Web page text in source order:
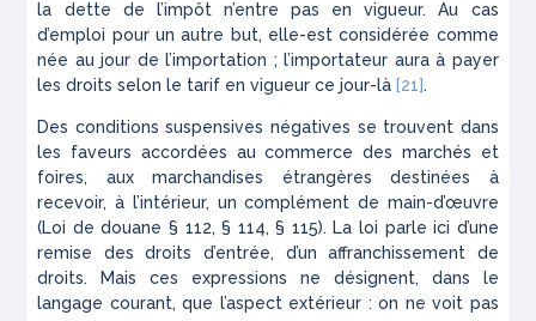
la dette de l’impôt n’entre pas en vigueur. Au cas
d’emploi pour un autre but, elle-est considérée comme
née au jour de l’importation ; l’importateur aura à payer
les droits selon le tarif en vigueur ce jour-là [21].
Des conditions suspensives négatives se trouvent dans
les faveurs accordées au commerce des marchés et
foires, aux marchandises étrangères destinées à
recevoir, à l’intérieur, un complément de main-d’œuvre
(Loi de douane § 112, § 114, § 115). La loi parle ici d’une
remise des droits d’entrée, d’un affran­chissement de
droits. Mais ces expressions ne dési­gnent, dans le
langage courant, que l’aspect exté­rieur : on ne voit pas